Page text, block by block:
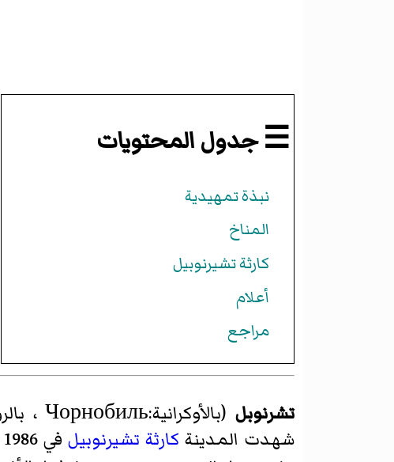
☰ جدول المحتويات
نبذة تمهيدية
المناخ
كارثة تشيرنوبيل
أعلام
مراجع
تشرنوبل
شهدت المدينة كارثة تشيرنوبيل في 1986 حينما وقع انفجار